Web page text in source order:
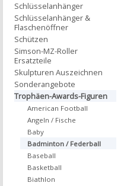
Schlüsselanhänger
Schlüsselanhänger &
Flaschenöffner
Schützen
Simson-MZ-Roller
Ersatzteile
Skulpturen Auszeichnen
Sonderangebote
Trophäen-Awards-Figuren
American Football
Angeln / Fische
Baby
Badminton / Federball
Baseball
Basketball
Biathlon